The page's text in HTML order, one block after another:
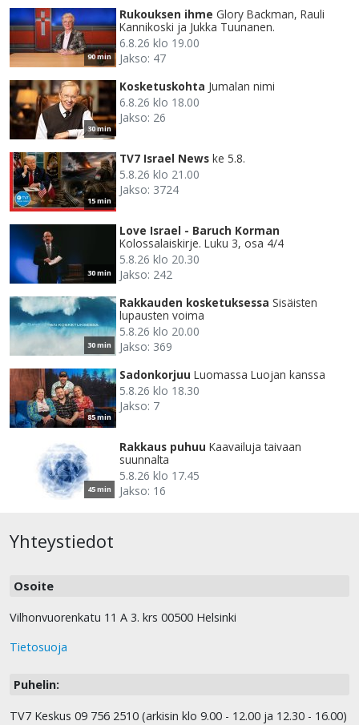
90 min
Rukouksen ihme Glory Backman, Rauli
Kannikoski ja Jukka Tuunanen.
6.8.26 klo 19.00
Jakso: 47
30 min
Kosketuskohta Jumalan nimi
6.8.26 klo 18.00
Jakso: 26
15 min
TV7 Israel News ke 5.8.
5.8.26 klo 21.00
Jakso: 3724
30 min
Love Israel - Baruch Korman
Kolossalaiskirje. Luku 3, osa 4/4
5.8.26 klo 20.30
Jakso: 242
30 min
Rakkauden kosketuksessa Sisäisten
lupausten voima
5.8.26 klo 20.00
Jakso: 369
85 min
Sadonkorjuu Luomassa Luojan kanssa
5.8.26 klo 18.30
Jakso: 7
45 min
Rakkaus puhuu Kaavailuja taivaan
suunnalta
5.8.26 klo 17.45
Jakso: 16
Yhteystiedot
Osoite
Vilhonvuorenkatu 11 A 3. krs 00500 Helsinki
Tietosuoja
Puhelin:
TV7 Keskus 09 756 2510 (arkisin klo 9.00 - 12.00 ja 12.30 - 16.00)